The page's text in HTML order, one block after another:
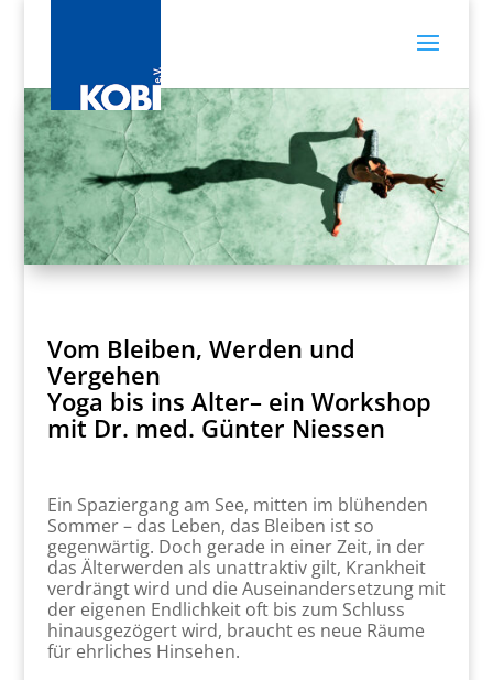
Vom Bleiben, Werden und
Vergehen
Yoga bis ins Alter– ein Workshop
mit Dr. med. Günter Niessen
Ein Spaziergang am See, mitten im blühenden
Sommer – das Leben, das Bleiben ist so
gegenwärtig. Doch gerade in einer Zeit, in der
das Älterwerden als unattraktiv gilt, Krankheit
verdrängt wird und die Auseinandersetzung mit
der eigenen Endlichkeit oft bis zum Schluss
hinausgezögert wird, braucht es neue Räume
für ehrliches Hinsehen.